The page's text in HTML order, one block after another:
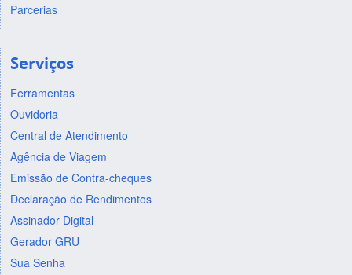
Parcerias
Serviços
Ferramentas
Ouvidoria
Central de Atendimento
Agência de Viagem
Emissão de Contra-cheques
Declaração de Rendimentos
Assinador Digital
Gerador GRU
Sua Senha